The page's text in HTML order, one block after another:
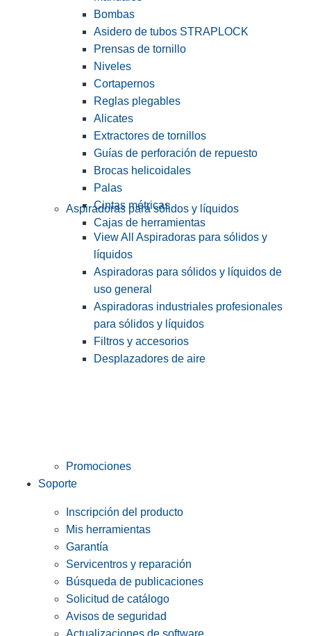
Bombas
Asidero de tubos STRAPLOCK
Prensas de tornillo
Niveles
Cortapernos
Reglas plegables
Alicates
Extractores de tornillos
Guías de perforación de repuesto
Brocas helicoidales
Palas
Cintas métricas
Cajas de herramientas
Aspiradoras para sólidos y líquidos
View All Aspiradoras para sólidos y
líquidos
Aspiradoras para sólidos y líquidos de
uso general
Aspiradoras industriales profesionales
para sólidos y líquidos
Filtros y accesorios
Desplazadores de aire
Promociones
Soporte
Inscripción del producto
Mis herramientas
Garantía
Servicentros y reparación
Búsqueda de publicaciones
Solicitud de catálogo
Avisos de seguridad